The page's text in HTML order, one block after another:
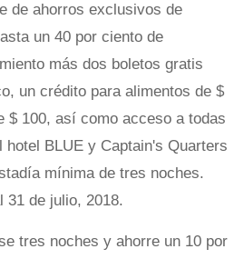
de ahorros exclusivos de
un 40 por ciento de
más dos boletos gratis
un crédito para alimentos de $
$ 100, así como acceso a todas
hotel BLUE y Captain's Quarters
mínima de tres noches.
31 de julio, 2018.
tres noches y ahorre un 10 por